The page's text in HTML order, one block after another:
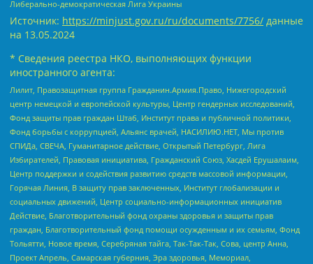
Либерально-демократическая Лига Украины
Источник: https://minjust.gov.ru/ru/documents/7756/ данные
на 13.05.2024
* Сведения реестра НКО, выполняющих функции
иностранного агента:
Лилит, Правозащитная группа Гражданин.Армия.Право, Нижегородский
центр немецкой и европейской культуры, Центр гендерных исследований,
Фонд защиты прав граждан Штаб, Институт права и публичной политики,
Фонд борьбы с коррупцией, Альянс врачей, НАСИЛИЮ.НЕТ, Мы против
СПИДа, СВЕЧА, Гуманитарное действие, Открытый Петербург, Лига
Избирателей, Правовая инициатива, Гражданский Союз, Хасдей Ерушалаим,
Центр поддержки и содействия развитию средств массовой информации,
Горячая Линия, В защиту прав заключенных, Институт глобализации и
социальных движений, Центр социально-информационных инициатив
Действие, Благотворительный фонд охраны здоровья и защиты прав
граждан, Благотворительный фонд помощи осужденным и их семьям, Фонд
Тольятти, Новое время, Серебряная тайга, Так-Так-Так, Сова, центр Анна,
Проект Апрель, Самарская губерния, Эра здоровья, Мемориал,